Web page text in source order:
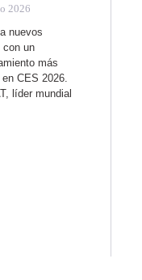
2026
nuevos
con un
más
CES 2026.
líder mundial